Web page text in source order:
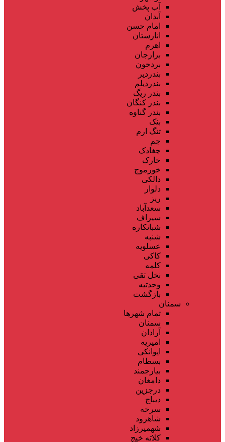
آب پخش
آبدان
امام حسن
انارستان
اهرم
برازجان
بردخون
بندردیر
بندردیلم
بندر ریگ
بندر کنگان
بندر گناوه
بنک
تنگ ارم
جم
چغادک
خارک
خورموج
دالکی
دلوار
ریز
سعدآباد
سیراف
شبانکاره
شنبه
عسلویه
کاکی
کلمه
نخل تقی
وحدتیه
بازگشت
سمنان
تمام شهر‌ها
سمنان
آرادان
امیریه
ایوانکی
بسطام
بیارجمند
دامغان
درجزین
دیباج
سرخه
شاهرود
شهمیرزاد
کلاته خیج